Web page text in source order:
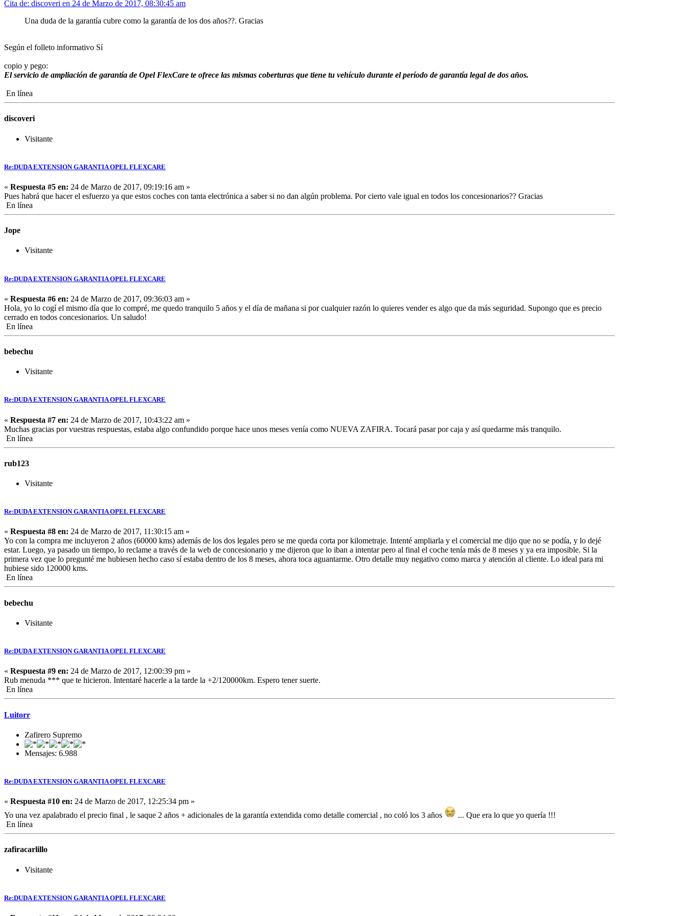
Cita de: discoveri en 24 de Marzo de 2017, 08:30:45 am
Una duda de la garantía cubre como la garantía de los dos años??. Gracias
Según el folleto informativo Sí
copio y pego:
El servicio de ampliación de garantía de Opel FlexCare te ofrece las mismas coberturas que tiene tu vehículo durante el período de garantía legal de dos años.
En línea
discoveri
Visitante
Re:DUDA EXTENSION GARANTIA OPEL FLEXCARE
« Respuesta #5 en: 24 de Marzo de 2017, 09:19:16 am »
Pues habrá que hacer el esfuerzo ya que estos coches con tanta electrónica a saber si no dan algún problema. Por cierto vale igual en todos los concesionarios?? Gracias
En línea
Jope
Visitante
Re:DUDA EXTENSION GARANTIA OPEL FLEXCARE
« Respuesta #6 en: 24 de Marzo de 2017, 09:36:03 am »
Hola, yo lo cogí el mismo día que lo compré, me quedo tranquilo 5 años y el día de mañana si por cualquier razón lo quieres vender es algo que da más seguridad. Supongo que es precio
cerrado en todos concesionarios. Un saludo!
En línea
bebechu
Visitante
Re:DUDA EXTENSION GARANTIA OPEL FLEXCARE
« Respuesta #7 en: 24 de Marzo de 2017, 10:43:22 am »
Muchas gracias por vuestras respuestas, estaba algo confundido porque hace unos meses venía como NUEVA ZAFIRA. Tocará pasar por caja y así quedarme más tranquilo.
En línea
rub123
Visitante
Re:DUDA EXTENSION GARANTIA OPEL FLEXCARE
« Respuesta #8 en: 24 de Marzo de 2017, 11:30:15 am »
Yo con la compra me incluyeron 2 años (60000 kms) además de los dos legales pero se me queda corta por kilometraje. Intenté ampliarla y el comercial me dijo que no se podía, y lo dejé
estar. Luego, ya pasado un tiempo, lo reclame a través de la web de concesionario y me dijeron que lo iban a intentar pero al final el coche tenía más de 8 meses y ya era imposible. Si la
primera vez que lo pregunté me hubiesen hecho caso sí estaba dentro de los 8 meses, ahora toca aguantarme. Otro detalle muy negativo como marca y atención al cliente. Lo ideal para mi
hubiese sido 120000 kms.
En línea
bebechu
Visitante
Re:DUDA EXTENSION GARANTIA OPEL FLEXCARE
« Respuesta #9 en: 24 de Marzo de 2017, 12:00:39 pm »
Rub menuda *** que te hicieron. Intentaré hacerle a la tarde la +2/120000km. Espero tener suerte.
En línea
Luitorr
Zafirero Supremo
Mensajes: 6.988
Re:DUDA EXTENSION GARANTIA OPEL FLEXCARE
« Respuesta #10 en: 24 de Marzo de 2017, 12:25:34 pm »
Yo una vez apalabrado el precio final , le saque 2 años + adicionales de la garantía extendida como detalle comercial , no coló los 3 años
... Que era lo que yo quería !!!
En línea
zafiracarlillo
Visitante
Re:DUDA EXTENSION GARANTIA OPEL FLEXCARE